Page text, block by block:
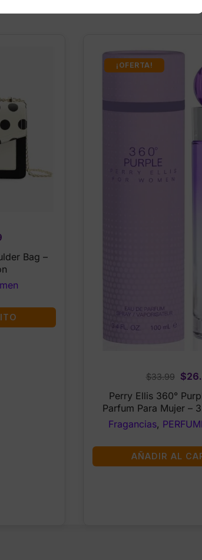
Current
price
is:
Bag –
¡OFERTA!
$33.99
was:
$
Perry Ellis 360°
Parfum Para Mujer –
Fragancias,
AÑADIR AL